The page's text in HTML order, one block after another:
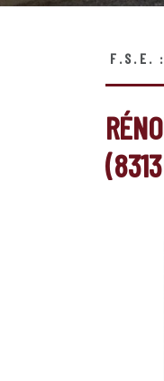
F.S.E.